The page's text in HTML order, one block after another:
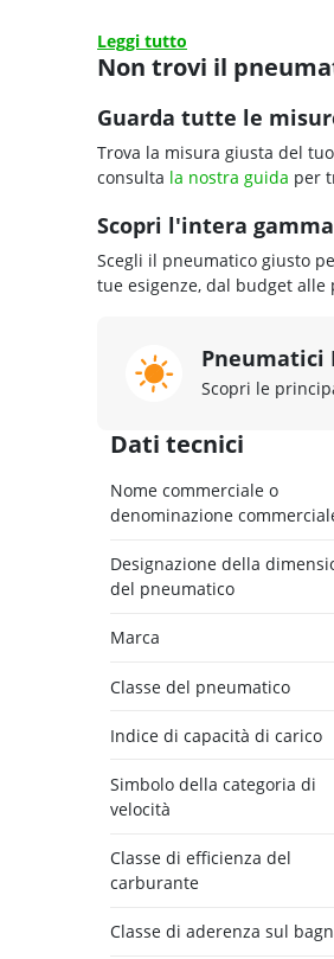
Leggi tutto
Non trovi il
Guarda tutte le
Trova la misura giusta del tuo
consulta la nostra guida per
Scopri l'intera
Scegli il pneumatico giusto
tue esigenze, dal budget alle
Pneumatici
Scopri le
Dati tecnici
Nome commerciale o
denominazione
Designazione della
del pneumatico
Marca
Classe del pneumatico
Indice di capacità di carico
Simbolo della categoria di
velocità
Classe di efficienza del
carburante
Classe di aderenza sul